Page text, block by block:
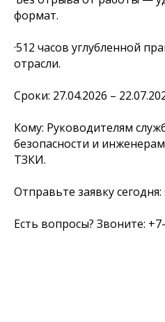
формат.
·512 часов углубленной
отрасли.
Сроки: 27.04.2026 –
Кому: Руководителям
безопасности и
ТЗКИ.
Отправьте заявку
Есть вопросы? Звоните: